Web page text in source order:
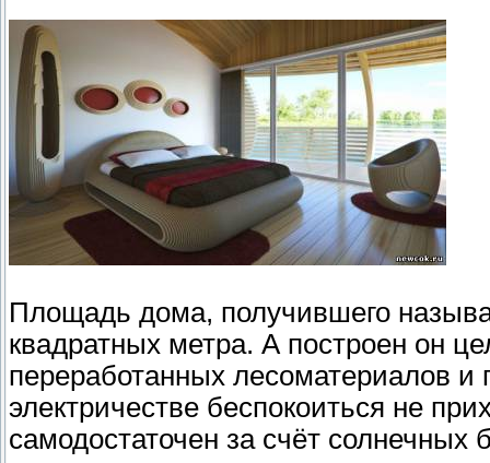
Площадь дома, получившего
квадратных метра. А построен он
переработанных лесоматериалов
электричестве беспокоиться не
самодостаточен за счёт солнечных